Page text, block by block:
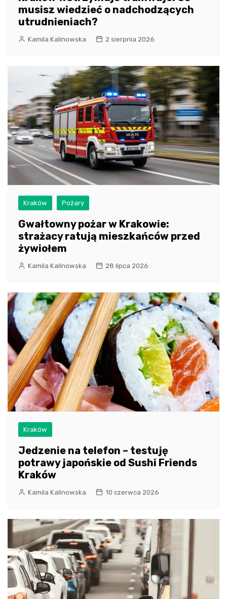
musisz wiedzieć o nadchodzących
utrudnieniach?
Kamila Kalinowska 2 sierpnia 2026
Kraków Pożary
Gwałtowny pożar w Krakowie:
strażacy ratują mieszkańców przed
żywiołem
Kamila Kalinowska 28 lipca 2026
Kraków
Jedzenie na telefon – testuję
potrawy japońskie od Sushi Friends
Kraków
Kamila Kalinowska 10 czerwca 2026